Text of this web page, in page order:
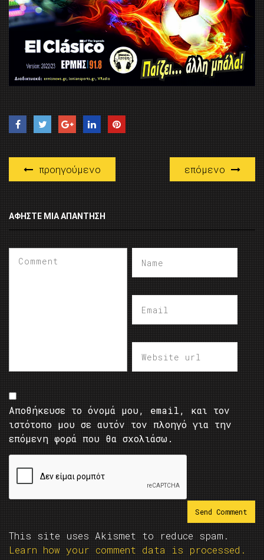
προηγούμενο επόμενο
ΑΦΉΣΤΕ ΜΙΑ ΑΠΆΝΤΗΣΗ
Αποθήκευσε το όνομά μου, email, και τον
ιστότοπο μου σε αυτόν τον πλοηγό για την
επόμενη φορά που θα σχολιάσω.
This site uses Akismet to reduce spam.
Learn how your comment data is processed.